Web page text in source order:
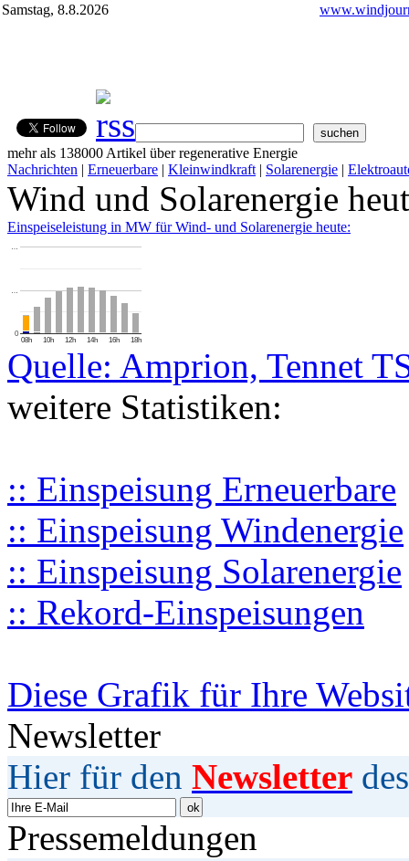
Samstag, 8.8.2026
mehr als 138000 Artikel über regenerative Energie
Nachrichten | Erneuerbare | Kleinwindkraft | Solarenergie |
Wind und Solarenergie
Einspeiseleistung in MW für Wind- und Solarenergie heute:
08h 10h 12h 14h 16h 18h
0
…
…
Quelle: Amprion, Tennet
weitere Statistiken:
:: Einspeisung Erneuerbare
:: Einspeisung Windenergie
:: Einspeisung Solarenergie
:: Rekord-Einspeisungen
Diese Grafik für Ihre
Newsletter
Hier für den Newsletter
Pressemeldungen